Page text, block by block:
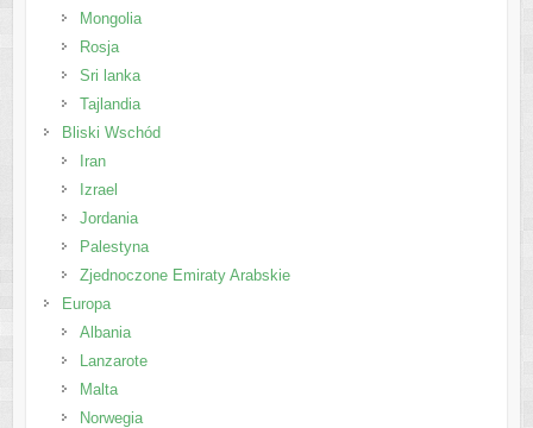
Mongolia
Rosja
Sri lanka
Tajlandia
Bliski Wschód
Iran
Izrael
Jordania
Palestyna
Zjednoczone Emiraty Arabskie
Europa
Albania
Lanzarote
Malta
Norwegia